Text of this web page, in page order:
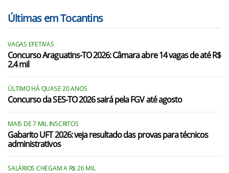
Últimas em Tocantins
VAGAS EFETIVAS
Concurso Araguatins-TO 2026: Câmara abre 14 vagas de até R$
2.4 mil
ÚLTIMO HÁ QUASE 20 ANOS
Concurso da SES-TO 2026 sairá pela FGV até agosto
MAIS DE 7 MIL INSCRITOS
Gabarito UFT 2026: veja resultado das provas para técnicos
administrativos
SALÁRIOS CHEGAM A R$ 26 MIL